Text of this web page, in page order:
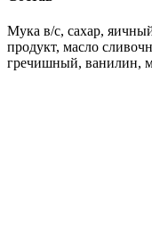
Мука в/с, сахар,
продукт, масло
гречишный, ванилин,